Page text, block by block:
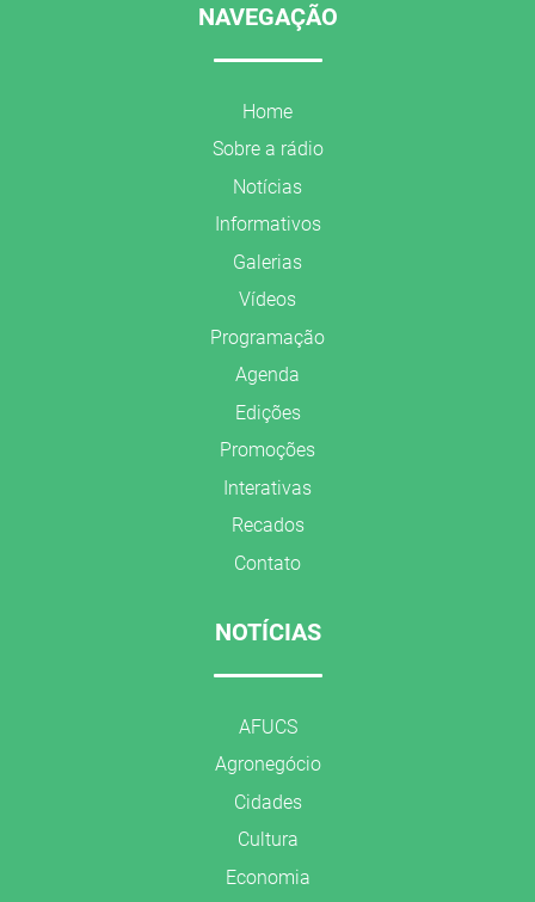
NAVEGAÇÃO
Home
Sobre a rádio
Notícias
Informativos
Galerias
Vídeos
Programação
Agenda
Edições
Promoções
Interativas
Recados
Contato
NOTÍCIAS
AFUCS
Agronegócio
Cidades
Cultura
Economia